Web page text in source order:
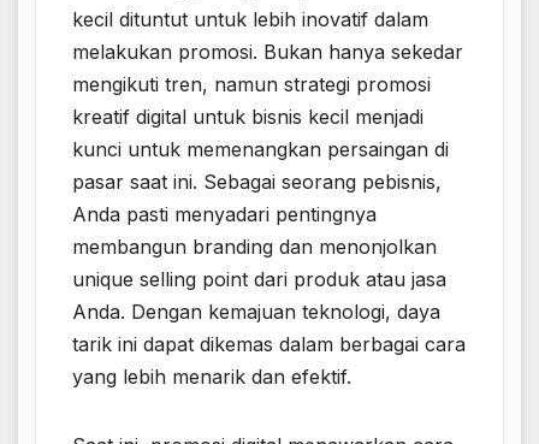
kecil dituntut untuk lebih inovatif dalam
melakukan promosi. Bukan hanya sekedar
mengikuti tren, namun strategi promosi
kreatif digital untuk bisnis kecil menjadi
kunci untuk memenangkan persaingan di
pasar saat ini. Sebagai seorang pebisnis,
Anda pasti menyadari pentingnya
membangun branding dan menonjolkan
unique selling point dari produk atau jasa
Anda. Dengan kemajuan teknologi, daya
tarik ini dapat dikemas dalam berbagai cara
yang lebih menarik dan efektif.